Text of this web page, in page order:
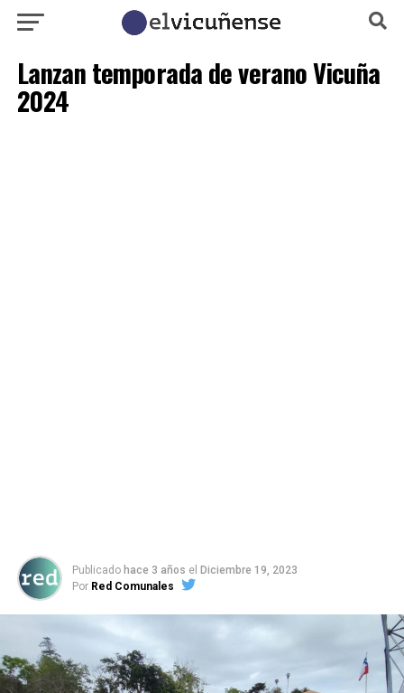
Lanzan temporada de verano Vicuña
2024
Publicado hace 3 años el Diciembre 19, 2023
Por Red Comunales